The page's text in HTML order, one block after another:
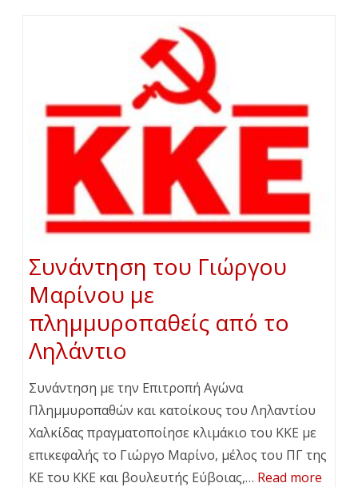
Συνάντηση του Γιώργου
Μαρίνου με
πλημμυροπαθείς από το
Ληλάντιο
Συνάντηση με την Επιτροπή Αγώνα
Πλημμυροπαθών και κατοίκους του Ληλαντίου
Χαλκίδας πραγματοποίησε κλιμάκιο του ΚΚΕ με
επικεφαλής το Γιώργο Μαρίνο, μέλος του ΠΓ της
ΚΕ του ΚΚΕ και βουλευτής Εύβοιας,… Read more